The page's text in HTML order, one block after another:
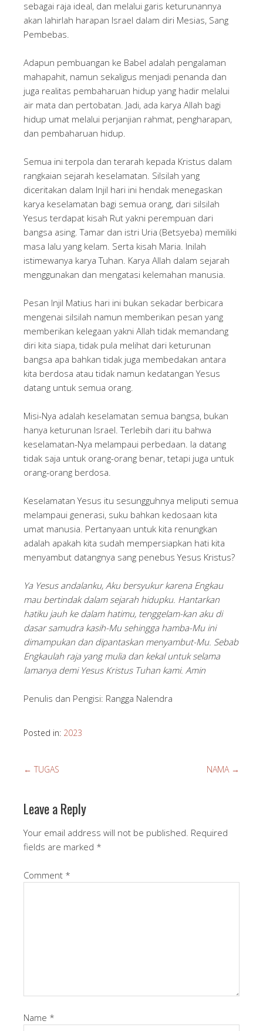
sebagai raja ideal, dan melalui garis keturunannya
akan lahirlah harapan Israel dalam diri Mesias, Sang
Pembebas.
Adapun pembuangan ke Babel adalah pengalaman
mahapahit, namun sekaligus menjadi penanda dan
juga realitas pembaharuan hidup yang hadir melalui
air mata dan pertobatan. Jadi, ada karya Allah bagi
hidup umat melalui perjanjian rahmat, pengharapan,
dan pembaharuan hidup.
Semua ini terpola dan terarah kepada Kristus dalam
rangkaian sejarah keselamatan. Silsilah yang
diceritakan dalam Injil hari ini hendak menegaskan
karya keselamatan bagi semua orang, dari silsilah
Yesus terdapat kisah Rut yakni perempuan dari
bangsa asing. Tamar dan istri Uria (Betsyeba) memiliki
masa lalu yang kelam. Serta kisah Maria. Inilah
istimewanya karya Tuhan. Karya Allah dalam sejarah
menggunakan dan mengatasi kelemahan manusia.
Pesan Injil Matius hari ini bukan sekadar berbicara
mengenai silsilah namun memberikan pesan yang
memberikan kelegaan yakni Allah tidak memandang
diri kita siapa, tidak pula melihat dari keturunan
bangsa apa bahkan tidak juga membedakan antara
kita berdosa atau tidak namun kedatangan Yesus
datang untuk semua orang.
Misi-Nya adalah keselamatan semua bangsa, bukan
hanya keturunan Israel. Terlebih dari itu bahwa
keselamatan-Nya melampaui perbedaan. Ia datang
tidak saja untuk orang-orang benar, tetapi juga untuk
orang-orang berdosa.
Keselamatan Yesus itu sesungguhnya meliputi semua
melampaui generasi, suku bahkan kedosaan kita
umat manusia. Pertanyaan untuk kita renungkan
adalah apakah kita sudah mempersiapkan hati kita
menyambut datangnya sang penebus Yesus Kristus?
Ya Yesus andalanku, Aku bersyukur karena Engkau
mau bertindak dalam sejarah hidupku. Hantarkan
hatiku jauh ke dalam hatimu, tenggelam-kan aku di
dasar samudra kasih-Mu sehingga hamba-Mu ini
dimampukan dan dipantaskan menyambut-Mu. Sebab
Engkaulah raja yang mulia dan kekal untuk selama
lamanya demi Yesus Kristus Tuhan kami. Amin
Penulis dan Pengisi: Rangga Nalendra
Posted in: 2023
← TUGAS NAMA →
Leave a Reply
Your email address will not be published. Required
fields are marked *
Comment *
Name *